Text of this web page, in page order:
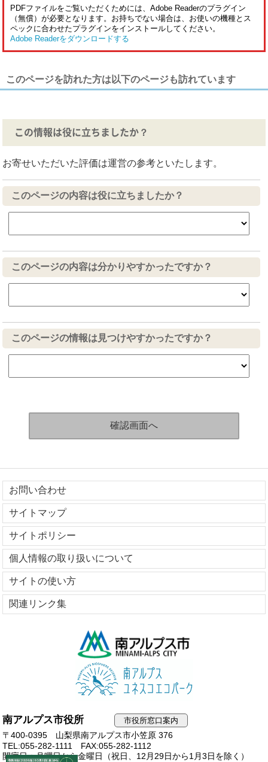
PDFファイルをご覧いただくためには、Adobe Readerのプラグイン
（無償）が必要となります。お持ちでない場合は、お使いの機種とス
ペックに合わせたプラグインをインストールしてください。
Adobe Readerをダウンロードする
このページを訪れた方は以下のページも訪れています
この情報は役に立ちましたか？
お寄せいただいた評価は運営の参考といたします。
このページの内容は役に立ちましたか？
このページの内容は分かりやすかったですか？
このページの情報は見つけやすかったですか？
お問い合わせ
サイトマップ
サイトポリシー
個人情報の取り扱いについて
サイトの使い方
関連リンク集
南アルプス市役所 市役所窓口案内
〒400-0395 山梨県南アルプス市小笠原 376
TEL:055-282-1111
FAX:055-282-1112
開庁日：月曜日から金曜日（祝日、12月29日から1月3日を除く）